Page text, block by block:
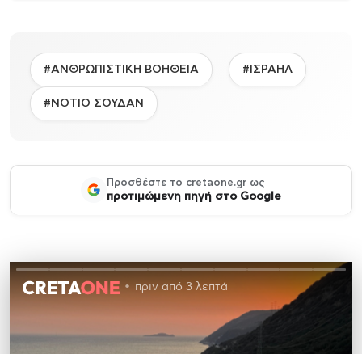
#ΑΝΘΡΩΠΙΣΤΙΚΗ ΒΟΗΘΕΙΑ #ΙΣΡΑΗΛ
#ΝΟΤΙΟ ΣΟΥΔΑΝ
Προσθέστε το cretaone.gr ως
προτιμώμενη πηγή στο Google
πριν από 3 λεπτά